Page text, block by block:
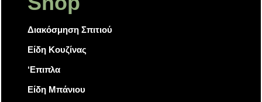
Διακόσμηση Σπιτιού
Είδη Κουζίνας
‘Επιπλα
Είδη Μπάνιου